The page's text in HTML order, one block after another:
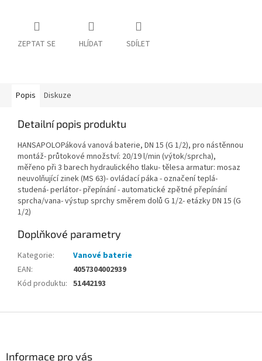
ZEPTAT SE HLÍDAT SDÍLET
Popis Diskuze
Detailní popis produktu
HANSAPOLOPáková vanová baterie, DN 15 (G 1/2), pro nástěnnou
montáž- průtokové množství: 20/19 l/min (výtok/sprcha),
měřeno při 3 barech hydraulického tlaku- tělesa armatur: mosaz
neuvolňující zinek (MS 63)- ovládací páka - označení teplá-
studená- perlátor- přepínání - automatické zpětné přepínání
sprcha/vana- výstup sprchy směrem dolů G 1/2- etázky DN 15 (G
1/2)
Doplňkové parametry
Kategorie:
Vanové baterie
EAN:
4057304002939
Kód produktu: 51442193
Informace pro vás